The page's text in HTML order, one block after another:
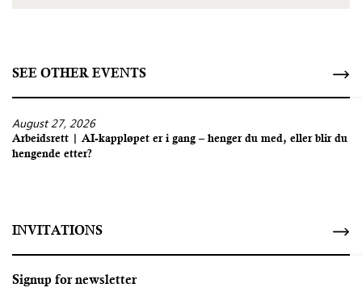
SEE OTHER EVENTS
August 27, 2026
Arbeidsrett | AI-kappløpet er i gang – henger du med, eller blir du
hengende etter?
INVITATIONS
Signup for newsletter